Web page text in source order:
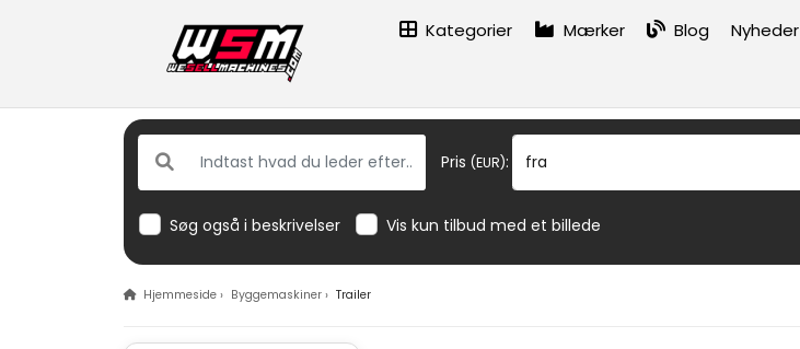
Kategorier Mærker Blog Nyheder
Pris (EUR): fra
Søg også i beskrivelser Vis kun tilbud med et billede
Hjemmeside › Byggemaskiner › Trailer